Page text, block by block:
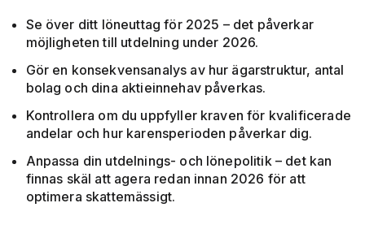
Se över ditt löneuttag för 2025 – det påverkar
möjligheten till utdelning under 2026.
Gör en konsekvensanalys av hur ägarstruktur, antal
bolag och dina aktieinnehav påverkas.
Kontrollera om du uppfyller kraven för kvalificerade
andelar och hur karensperioden påverkar dig.
Anpassa din utdelnings- och lönepolitik – det kan
finnas skäl att agera redan innan 2026 för att
optimera skattemässigt.